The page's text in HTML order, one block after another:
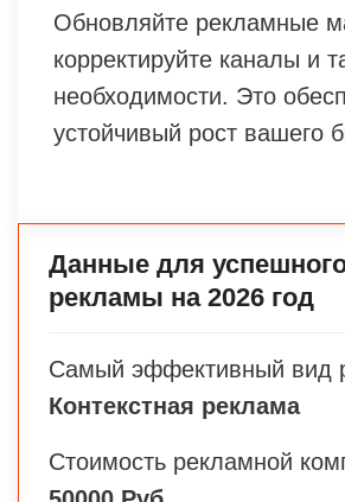
Обновляйте рекламные
корректируйте каналы и
необходимости. Это
устойчивый рост вашего
Данные для
рекламы на 2026 год
Самый эффективный вид
Контекстная реклама
Стоимость рекламной